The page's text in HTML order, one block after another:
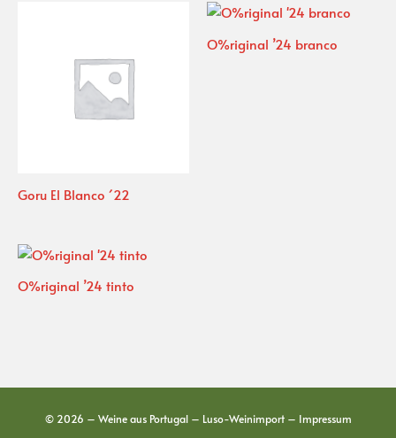
Goru El Blanco ´22
O%riginal ’24 branco
O%riginal ’24 tinto
© 2026 – Weine aus Portugal – Luso-Weinimport – Impressum